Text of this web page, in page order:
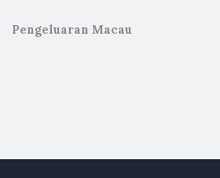
Pengeluaran Macau